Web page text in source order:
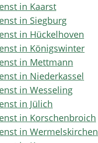
in Kaarst
in Siegburg
in Hückelhoven
in Königswinter
in Mettmann
in Niederkassel
in Wesseling
in Jülich
in Korschenbroich
in Wermelskirchen